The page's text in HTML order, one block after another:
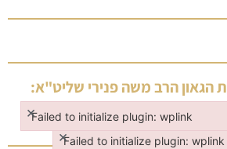
הגאון הרב משה פנירי שליט"א:
Failed to initialize plugin: wplink
×
Failed to initialize plugin: wplink
×
Failed to initialize plugin: wplink